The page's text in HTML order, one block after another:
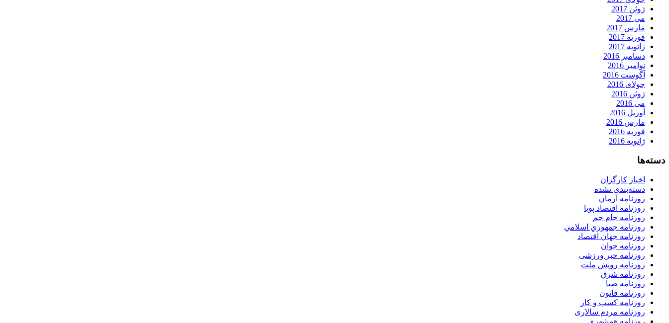
ژوئن 2017
می 2017
مارس 2017
فوریه 2017
ژانویه 2017
دسامبر 2016
نوامبر 2016
آگوست 2016
جولای 2016
ژوئن 2016
می 2016
آوریل 2016
مارس 2016
فوریه 2016
ژانویه 2016
دسته‌ها
اخبار کارگران
دسته‌بندی نشده
روزنامه آرمان
روزنامه اقتصاد پویا
روزنامه جام جم
روزنامه جمهوري اسلامي
روزنامه جهان اقتصاد
روزنامه جوان
روزنامه خبر ورزشى
روزنامه رویش ملت
روزنامه شرق
روزنامه صبا
روزنامه قانون
روزنامه كسب و كار
روزنامه مردم سالاری